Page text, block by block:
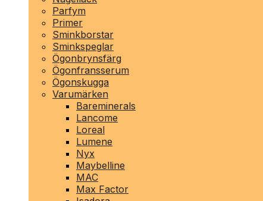
Parfym
Primer
Sminkborstar
Sminkspeglar
Ögonbrynsfärg
Ögonfransserum
Ögonskugga
Varumärken
Bareminerals
Lancome
Loreal
Lumene
Nyx
Maybelline
MAC
Max Factor